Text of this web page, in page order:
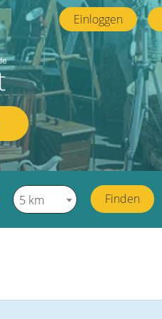
Einloggen
5 km Finden